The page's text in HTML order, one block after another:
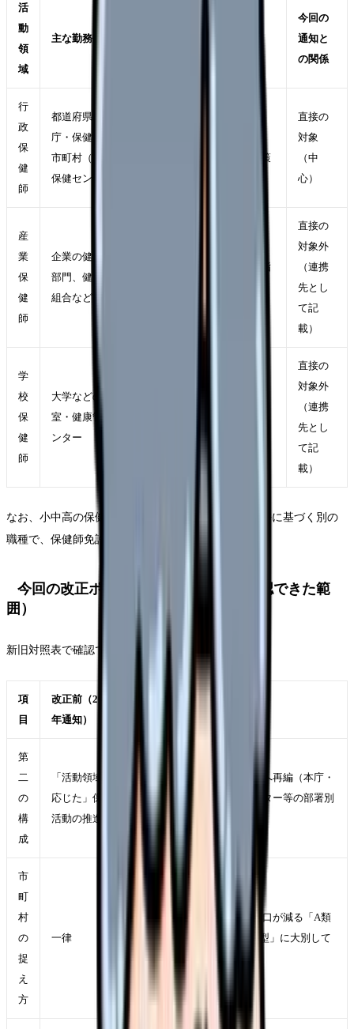
活
動
領
域
主な勤務先
今回の
通知と
の関係
行
政
保
健
師
都道府県（本
庁・保健所）、
市町村（本庁・
保健センター）
診、母子保健、精神保健、
感染症・難病対応、計画策
直接の
対象
（中
心）
産
業
保
健
師
企業の健康管理
部門、健康保険
組合など
従業員の健康管理、保健指
直接の
対象外
（連携
先とし
て記
載）
学
校
保
健
師
大学などの保健
室・健康管理セ
ンター
直接の
対象外
（連携
先とし
て記
載）
なお、小中高の保健室で働く「養護教諭」は教員免許に基づく別の
職種で、保健師免許とは制度が異なります。
今回の改正ポイント（新旧対照表で確認できた範
囲）
新旧対照表で確認できた主な変更点は次の通りです。
項
目
改正前（2013
年通知）
第
二
の
構
成
「活動領域に
応じた」保健
活動の推進
「活動部署に応じた」推進へ再編（本庁・
保健所等・市町村保健センター等の部署別
市
町
村
の
捉
え
方
一律
高齢人口が増え生産年齢人口が減る「A類
型」と、両方が減る「B類型」に大別して
活動のあり方を提示